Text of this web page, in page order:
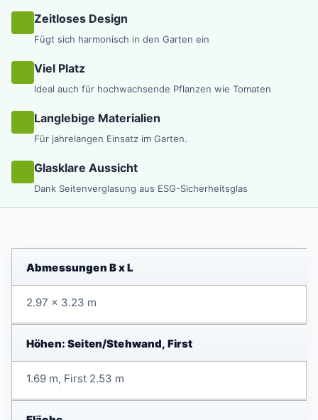
Zeitloses Design
Fügt sich harmonisch in den Garten ein
Viel Platz
Ideal auch für hochwachsende Pflanzen wie Tomaten
Langlebige Materialien
Für jahrelangen Einsatz im Garten.
Glasklare Aussicht
Dank Seitenverglasung aus ESG-Sicherheitsglas
Abmessungen B x L
2.97 x 3.23 m
Höhen: Seiten/Stehwand, First
1.69 m, First 2.53 m